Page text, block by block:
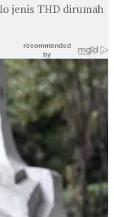
jenis THD dirumah